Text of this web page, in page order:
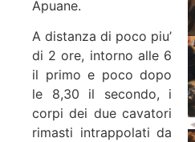
Apuane.
A distanza di poco piu’
di 2 ore, intorno alle 6
il primo e poco dopo
le 8,30 il secondo, i
corpi dei due cavatori
rimasti intrappolati da